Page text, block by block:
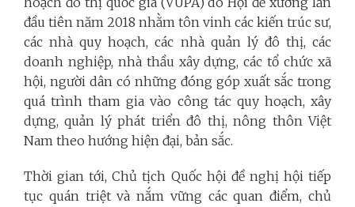
đầu tiên năm 2018 nhằm tôn vinh các kiến trúc sư,
các nhà quy hoạch, các nhà quản lý đô thị, các
doanh nghiệp, nhà thầu xây dựng, các tổ chức xã
hội, người dân có những đóng góp xuất sắc trong
quá trình tham gia vào công tác quy hoạch, xây
dựng, quản lý phát triển đô thị, nông thôn Việt
Nam theo hướng hiện đại, bản sắc.
Thời gian tới, Chủ tịch Quốc hội đề nghị hội tiếp
tục quán triệt và nắm vững các quan điểm, chủ